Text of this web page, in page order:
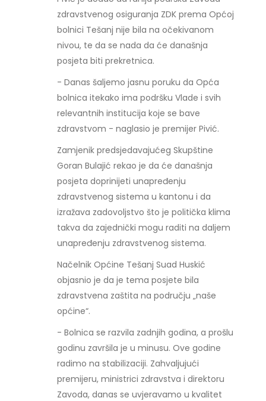
zdravstvenog osiguranja ZDK prema Općoj
bolnici Tešanj nije bila na očekivanom
nivou, te da se nada da će današnja
posjeta biti prekretnica.
- Danas šaljemo jasnu poruku da Opća
bolnica itekako ima podršku Vlade i svih
relevantnih institucija koje se bave
zdravstvom - naglasio je premijer Pivić.
Zamjenik predsjedavajućeg Skupštine
Goran Bulajić rekao je da će današnja
posjeta doprinijeti unapređenju
zdravstvenog sistema u kantonu i da
izražava zadovoljstvo što je politička klima
takva da zajednički mogu raditi na daljem
unapređenju zdravstvenog sistema.
Načelnik Općine Tešanj Suad Huskić
objasnio je da je tema posjete bila
zdravstvena zaštita na području „naše
općine“.
- Bolnica se razvila zadnjih godina, a prošlu
godinu završila je u minusu. Ove godine
radimo na stabilizaciji. Zahvaljujući
premijeru, ministrici zdravstva i direktoru
Zavoda, danas se uvjeravamo u kvalitet